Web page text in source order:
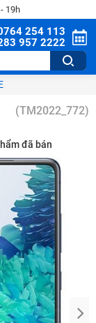
19h
254 113
957 2222
(TM2022_772)
đã bán